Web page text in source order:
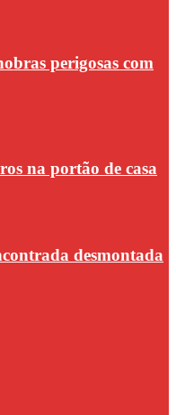
perigosas com
na portão de casa
desmontada